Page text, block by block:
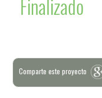
Finalizado
Comparte este proyecto